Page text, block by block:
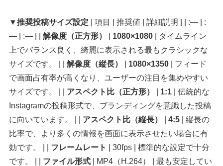
▼推奨投稿サイズ設定 | 項目 | 推奨値 | 詳細説明 | | :— | :
— | :— | |解像度（正方形） 1080×1080 | タイムライン
上でバランス良く、綺麗に表示される最もクラシックな
サイズです。 | |解像度（縦長） 1080×1350 | フィード
で画面占有率が高くなり、ユーザーの注目を集めやすい
サイズです。 | | アスペクト比（正方形） 1:1 | 伝統的な
Instagramの投稿形式で、ブランディングを意識した投稿
に向いています。 | | アスペクト比（縦長） |4:5 | 縦長の
比率で、より多くの情報を画面に表示させたい場合に有
効です。 | | フレームレート
| 30fps | 標準的な設定で十分
です。 | | ファイル形式 | MP4（H.264） | 最も安定してい